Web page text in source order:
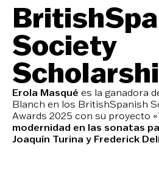
Society
Erola Masqué es la ganadora
Blanch en los BritishSpanish
Awards 2025 con su proyecto «
modernidad en las sonatas
Joaquín Turina y Frederick